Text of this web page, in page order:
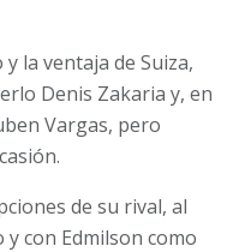
la ventaja de Suiza,
Denis Zakaria y, en
Vargas, pero
de su rival, al
con Edmilson como